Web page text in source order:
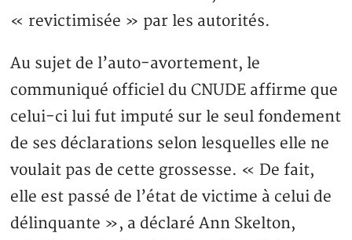
« revictimisée » par les autorités.
Au sujet de l’auto-avortement, le
communiqué officiel du CNUDE affirme que
celui-ci lui fut imputé sur le seul fondement
de ses déclarations selon lesquelles elle ne
voulait pas de cette grossesse. « De fait,
elle est passé de l’état de victime à celui de
délinquante », a déclaré Ann Skelton,